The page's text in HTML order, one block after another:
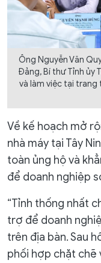
Ông Nguyễn Văn
Đảng, Bí thư Tỉnh ủy
và làm việc tại trang
Về kế hoạch mở
nhà máy tại Tây
toàn ủng hộ và
để doanh nghiệp
“Tỉnh thống nhất
trợ để doanh
trên địa bàn. Sau
phối hợp chặt chẽ